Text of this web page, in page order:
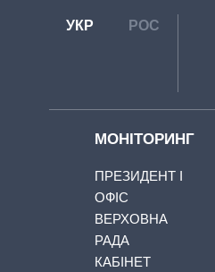
УКР РОС
МОНІТОРИНГ
ПРЕЗИДЕНТ І
ОФІС
ВЕРХОВНА
РАДА
КАБІНЕТ